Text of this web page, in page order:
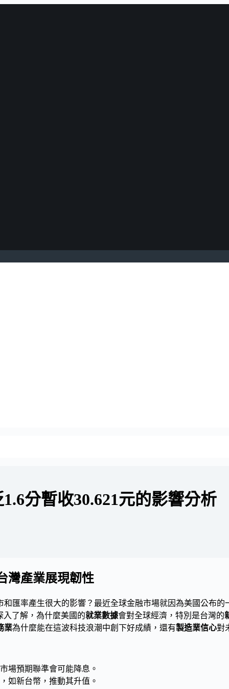
分暫收30.621元的影響分析
灣產業展現韌性
匯率產生很大的影響？最近全球金融市場就因為美國公布
入了解，為什麼美國的就業數據會對全球經濟，特別是台灣的
業為什麼能在這波科技浪潮中創下好成績，還有製造業信心對
場預期聯準會可能降息。
如新台幣，推動其升值。